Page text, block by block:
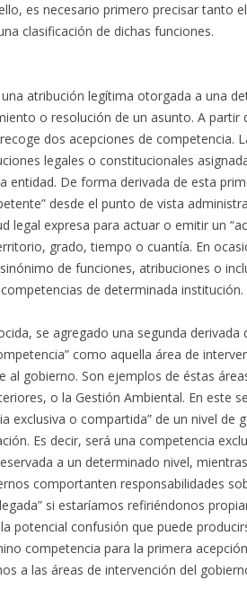
es necesario primero precisar tanto
clasificación de dichas funciones.
atribución legítima otorgada a una
o resolución de un asunto. A partir
dos acepciones de competencia.
legales o constitucionales
entidad. De forma derivada de esta
desde el punto de vista
legal expresa para actuar o emitir un
grado, tiempo o cuantía. En
de funciones, atribuciones o
de determinada institución.
se agregado una segunda derivada
como aquella área de
gobierno. Son ejemplos de éstas
o la Gestión Ambiental. En este
exclusiva o compartida” de un nivel de
Es decir, será una competencia
a un determinado nivel,
comportanten responsabilidades
si estaríamos refiriéndonos
potencial confusión que puede
competencia para la primera
a las áreas de intervención del